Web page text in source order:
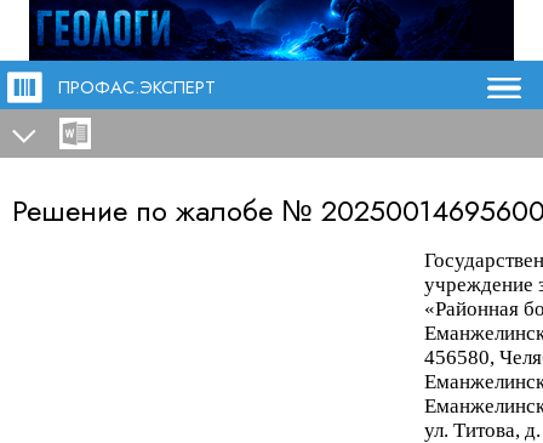
ПРОФАС.ЭКСПЕРТ
Решение по жалобе №
учреждение
«Районная
456580,
Еман
ул. Титова,